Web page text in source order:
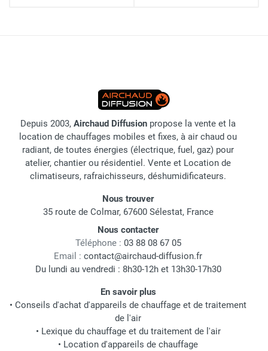
Depuis 2003, Airchaud Diffusion propose la vente et la
location de chauffages mobiles et fixes, à air chaud ou
radiant, de toutes énergies (électrique, fuel, gaz) pour
atelier, chantier ou résidentiel. Vente et Location de
climatiseurs, rafraichisseurs, déshumidificateurs.
Nous trouver
35 route de Colmar, 67600 Sélestat, France
Nous contacter
Téléphone : 03 88 08 67 05
Email : contact@airchaud-diffusion.fr
Du lundi au vendredi : 8h30-12h et 13h30-17h30
En savoir plus
• Conseils d'achat d'appareils de chauffage et de traitement
de l'air
• Lexique du chauffage et du traitement de l'air
• Location d'appareils de chauffage